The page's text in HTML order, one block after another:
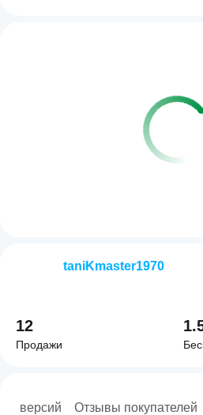
версий Отзывы покупателей
taniKmaster1970
12
Продажи